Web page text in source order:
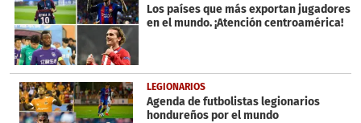
minutes,
5
seconds
Los países que más exportan jugadores
en el mundo. ¡Atención centroamérica!
LEGIONARIOS
Agenda de futbolistas legionarios
hondureños por el mundo